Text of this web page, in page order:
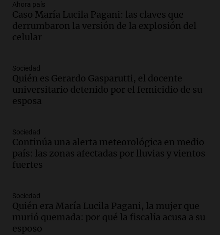
Audio.
El "Mono" de Kapanga
adelantó su show en Rosario.
Viva la Radio Rosario
Episodios
en suspenso a hombre por simular robo
de recaudación en San Luis
Panorama Federal
Episodios
ayuda por problemas de fertilidad y la
ostentación de millonarios
Amamos Argentina
Episodios
avanza con testimonios clave sobre el
accidente en Villa Dolores
Panorama Federal
Episodios
Ahora país
Caso María Lucila Pagani: las claves que
derrumbaron la versión de la explosión del
celular
Sociedad
Quién es Gerardo Gasparutti, el docente
universitario detenido por el femicidio de su
esposa
Sociedad
Continúa una alerta meteorológica en medio
país: las zonas afectadas por lluvias y vientos
fuertes
Sociedad
Quién era María Lucila Pagani, la mujer que
murió quemada: por qué la fiscalía acusa a su
esposo